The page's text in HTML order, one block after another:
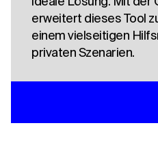
erweitert dieses Tool
einem vielseitigen
privaten Szenarien.